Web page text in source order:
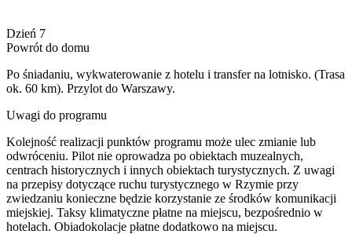
Dzień 7
Powrót do domu
Po śniadaniu, wykwaterowanie z hotelu i transfer na lotnisko. (Trasa
ok. 60 km). Przylot do Warszawy.
Uwagi do programu
Kolejność realizacji punktów programu może ulec zmianie lub
odwróceniu. Pilot nie oprowadza po obiektach muzealnych,
centrach historycznych i innych obiektach turystycznych. Z uwagi
na przepisy dotyczące ruchu turystycznego w Rzymie przy
zwiedzaniu konieczne będzie korzystanie ze środków komunikacji
miejskiej. Taksy klimatyczne płatne na miejscu, bezpośrednio w
hotelach. Obiadokolacje płatne dodatkowo na miejscu.